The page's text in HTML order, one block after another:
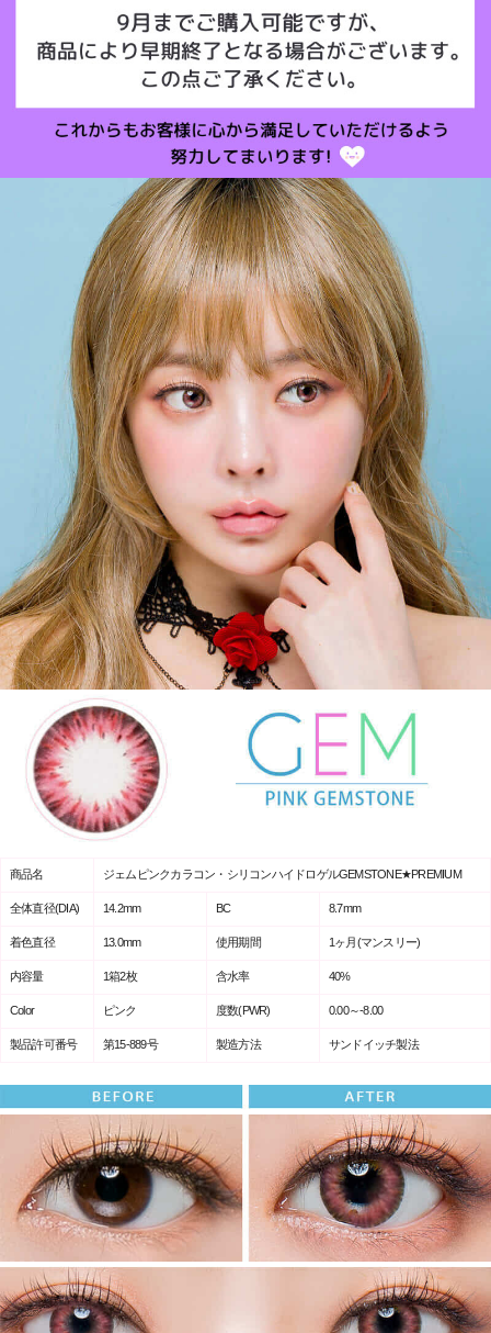
商品名 ジェムピンクカラコン・シリコンハイドロゲルGEMSTONE★PREMIUM
全体直径(DIA) 14.2mm BC 8.7mm
着色直径 13.0mm 使用期間 1ヶ月(マンスリー)
内容量 1箱2枚 含水率 40%
Color ピンク 度数(PWR) 0.00～-8.00
製品許可番号 第15-889号 製造方法 サンドイッチ製法